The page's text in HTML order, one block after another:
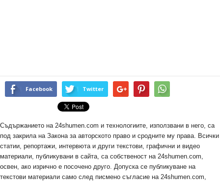
Facebook Twitter
Съдържанието на 24shumen.com и технологиите, използвани в него, са
под закрила на Закона за авторското право и сродните му права. Всички
статии, репортажи, интервюта и други текстови, графични и видео
материали, публикувани в сайта, са собственост на 24shumen.com,
освен, ако изрично е посочено друго. Допуска се публикуване на
текстови материали само след писмено съгласие на 24shumen.com,